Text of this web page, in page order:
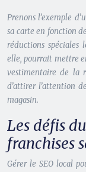
Prenons l’exemple
sa carte en fonction
réductions spéciales
elle, pourrait mettre
vestimentaire de la
d’attirer l’attention
magasin.
Les défis
franchises
Gérer le SEO local